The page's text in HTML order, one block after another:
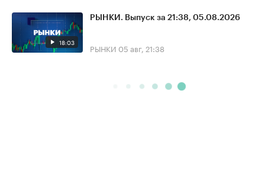
18:03
РЫНКИ. Выпуск за 21:38, 05.08.2026
РЫНКИ 05 авг, 21:38